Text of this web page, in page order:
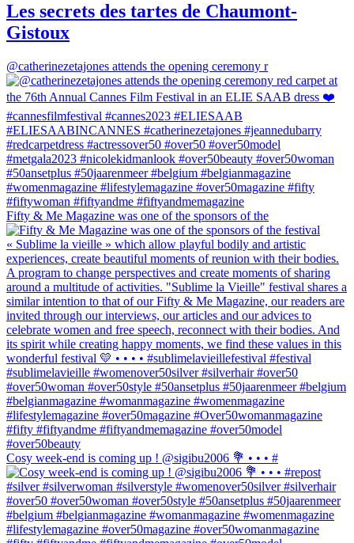
Les secrets des tartes de Chaumont-
Gistoux
@catherinezetajones attends the opening ceremony r
Fifty & Me Magazine was one of the sponsors of the
Cosy week-end is coming up ! @sigibu2006 💐 • • • #